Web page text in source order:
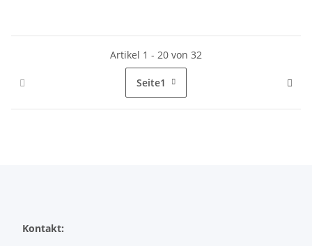
Artikel 1 - 20 von 32
Seite1
Kontakt: